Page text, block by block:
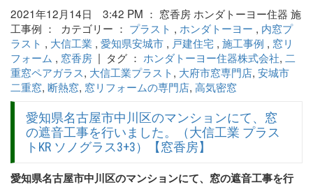
2021年12月14日 3:42 PM ： 窓香房 ホンダトーヨー住器 施
工事例 ： カテゴリー ： プラスト , ホンダトーヨー , 内窓プ
ラスト , 大信工業 , 愛知県安城市 , 戸建住宅 , 施工事例 , 窓リ
フォーム , 窓香房 | タグ ： ホンダトーヨー住器株式会社, 二
重窓ペアガラス, 大信工業プラスト, 大府市窓専門店, 安城市
二重窓, 断熱窓, 窓リフォームの専門店, 高気密窓
愛知県名古屋市中川区のマンションにて、窓
の遮音工事を行いました。（大信工業 プラス
トKR ソノグラス3+3）【窓香房】
愛知県名古屋市中川区のマンションにて、窓の遮音工事を行